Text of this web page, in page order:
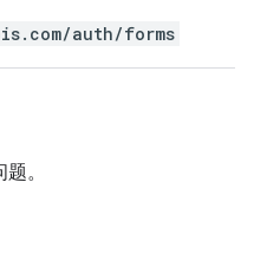
auth/forms
。